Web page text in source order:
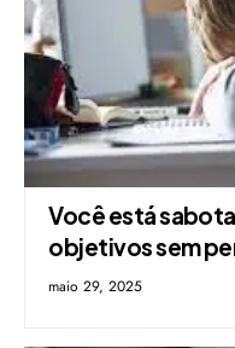
Você está
objetivos sem
maio 29, 2025